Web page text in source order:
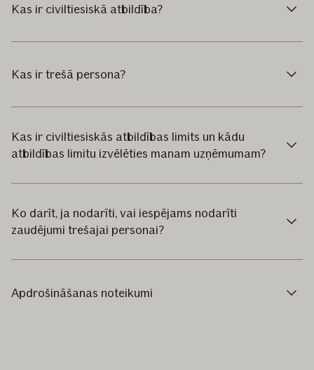
Kas ir civiltiesiskā atbildība?
Kas ir trešā persona?
Kas ir civiltiesiskās atbildības limits un kādu
atbildības limitu izvēlēties manam uzņēmumam?
Ko darīt, ja nodarīti, vai iespējams nodarīti
zaudējumi trešajai personai?
Apdrošināšanas noteikumi